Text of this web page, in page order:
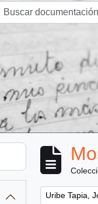
Remove filter:
Uribe Tapia,